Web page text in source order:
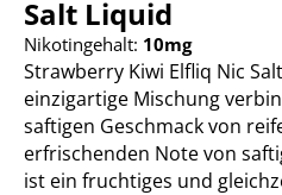
Salt Liquid
Nikotingehalt: 10mg
Strawberry Kiwi Elfliq Nic
einzigartige Mischung
saftigen Geschmack von
erfrischenden Note von
ist ein fruchtiges und